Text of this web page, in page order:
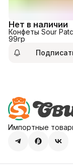
Нет в наличии
Конфеты Sour
99гр
Импортные